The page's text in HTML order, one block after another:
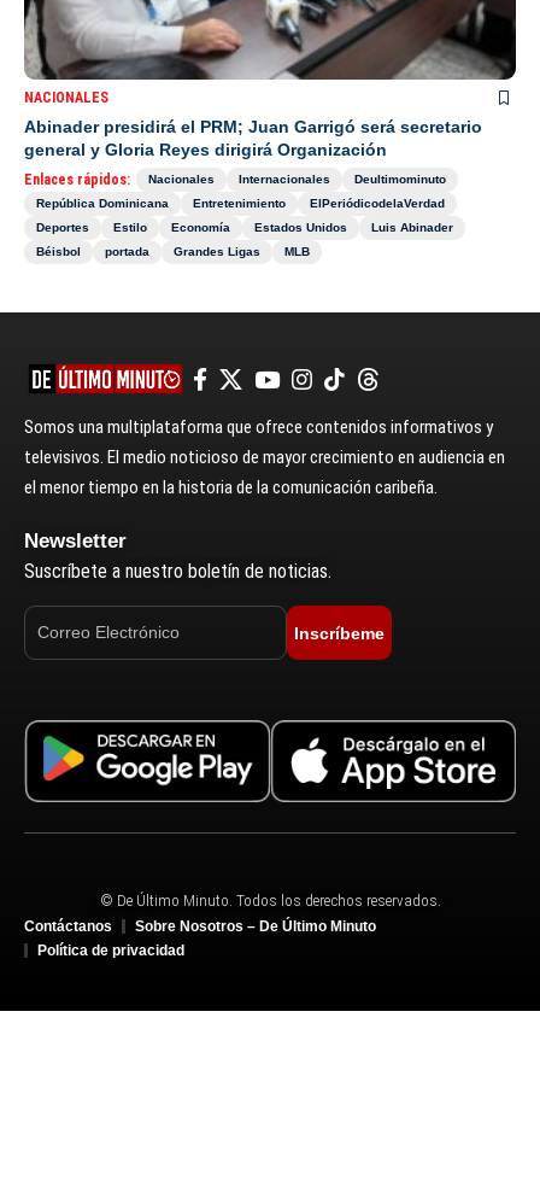
NACIONALES
Abinader presidirá el PRM; Juan Garrigó será secretario
general y Gloria Reyes dirigirá Organización
Enlaces rápidos: Nacionales Internacionales
Deultimominuto
República Dominicana
Entretenimiento
ElPeriódicodelaVerdad
Deportes
Estilo Economía Estados Unidos
Luis Abinader
Béisbol
portada Grandes Ligas MLB
Somos una multiplataforma que ofrece contenidos informativos y
televisivos. El medio noticioso de mayor crecimiento en audiencia en
el menor tiempo en la historia de la comunicación caribeña.
Newsletter
Suscríbete a nuestro boletín de noticias.
Inscríbeme
© De Último Minuto. Todos los derechos reservados.
Contáctanos
Sobre Nosotros – De Último Minuto
Política de privacidad